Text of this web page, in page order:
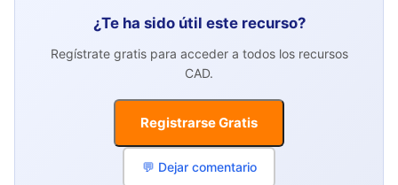
¿Te ha sido útil este recurso?
Regístrate gratis para acceder a todos los recursos
CAD.
Registrarse Gratis
💬 Dejar comentario